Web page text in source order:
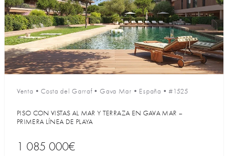
Venta •Costa del Garraf •Gava Mar • España •#1525
PISO CON VISTAS AL MAR Y TERRAZA EN GAVA MAR –
PRIMERA LÍNEA DE PLAYA
1 085 000€